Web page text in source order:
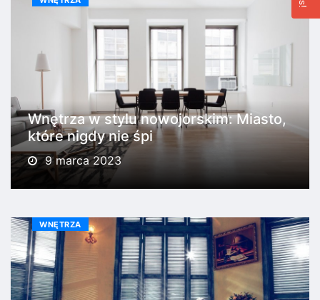
Wnętrza w stylu nowojorskim: Miasto,
które nigdy nie śpi
9 marca 2023
WNĘTRZA